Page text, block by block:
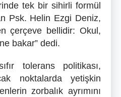
tek bir sihirli formül
Psk. Helin Ezgi Deniz,
çerçeve bellidir: Okul,
bakar” dedi.
tolerans politikası,
noktalarda yetişkin
zorbalık ayrımını